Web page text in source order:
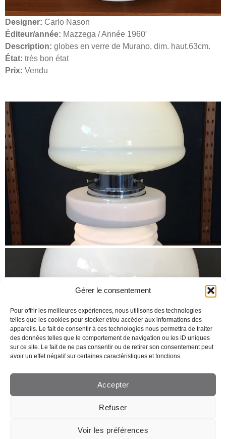
Gérer le consentement
Pour offrir les meilleures expériences, nous utilisons des technologies
telles que les cookies pour stocker et/ou accéder aux informations des
appareils. Le fait de consentir à ces technologies nous permettra de traiter
des données telles que le comportement de navigation ou les ID uniques
sur ce site. Le fait de ne pas consentir ou de retirer son consentement peut
avoir un effet négatif sur certaines caractéristiques et fonctions.
Accepter
Refuser
Voir les préférences
Designer: Carlo Nason
Éditeur/année: Mazzega / Année 1960′
Description: globes en verre de Murano, dim. haut.63cm.
État: très bon état
Prix: Vendu